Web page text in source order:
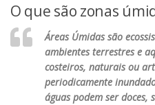
O que são zonas
Áreas Úmidas são
ambientes terrestres e
costeiros, naturais ou
periodicamente
águas podem ser doces,